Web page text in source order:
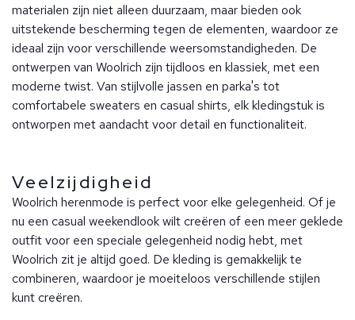
materialen zijn niet alleen duurzaam, maar bieden ook
uitstekende bescherming tegen de elementen, waardoor ze
ideaal zijn voor verschillende weersomstandigheden. De
ontwerpen van Woolrich zijn tijdloos en klassiek, met een
moderne twist. Van stijlvolle jassen en parka's tot
comfortabele sweaters en casual shirts, elk kledingstuk is
ontworpen met aandacht voor detail en functionaliteit.
Veelzijdigheid
Woolrich herenmode is perfect voor elke gelegenheid. Of je
nu een casual weekendlook wilt creëren of een meer geklede
outfit voor een speciale gelegenheid nodig hebt, met
Woolrich zit je altijd goed. De kleding is gemakkelijk te
combineren, waardoor je moeiteloos verschillende stijlen
kunt creëren.